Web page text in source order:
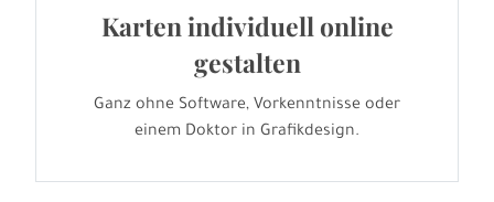
Karten individuell online
gestalten
Ganz ohne Software, Vorkenntnisse oder
einem Doktor in Grafikdesign.